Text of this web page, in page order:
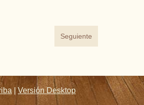
Seguiente
|Versión Desktop